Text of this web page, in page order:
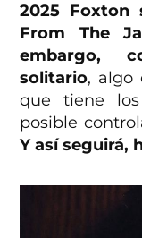
2025 Foxton
From The
embargo,
solitario, algo
que tiene
posible
Y así seguirá,